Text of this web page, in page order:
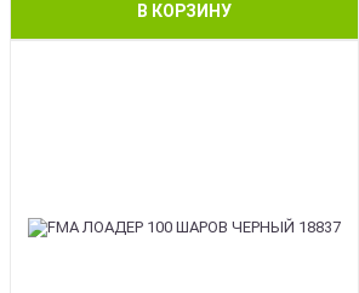
В КОРЗИНУ